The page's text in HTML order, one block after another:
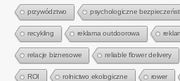
przywództwo psychologiczne
recykling reklama outdoorowa
relacje biznesowe reliable flower delivery
ROI rolnictwo ekologiczne rower